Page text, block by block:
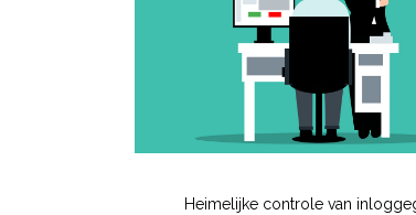
Heimelijke controle van